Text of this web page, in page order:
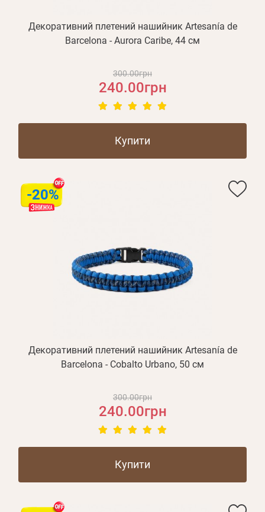
Декоративний плетений нашийник Artesanía de
Barcelona - Aurora Caribe, 44 см
300.00грн
240.00грн
Купити
-20%
Декоративний плетений нашийник Artesanía de
Barcelona - Cobalto Urbano, 50 см
300.00грн
240.00грн
Купити